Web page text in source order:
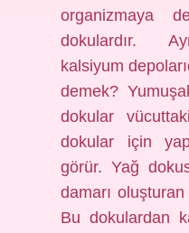
organizmaya
dokulardır.
kalsiyum
demek?
dokular
dokular için
görür. Yağ
damarı
Bu dokulardan